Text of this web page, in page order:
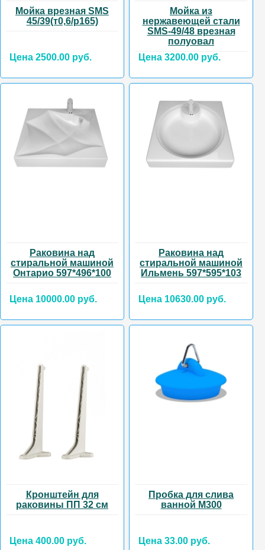
Мойка врезная SMS
45/39(т0,6/р165)
Цена 2500.00 руб.
Мойка из
нержавеющей стали
SMS-49/48 врезная
полуовал
Цена 3200.00 руб.
Раковина над
стиральной машиной
Онтарио 597*496*100
Цена 10000.00 руб.
Раковина над
стиральной машиной
Ильмень 597*595*103
Цена 10630.00 руб.
Кронштейн для
раковины ПП 32 см
Цена 400.00 руб.
Пробка для слива
ванной М300
Цена 33.00 руб.